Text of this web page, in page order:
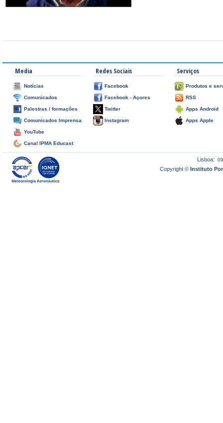
Media
Notícias
Comunicados
Palestras / formações
Comunicados Imprensa
YouTube
Canal IPMA Educast
Redes Sociais
Facebook
Facebook - Açores
Twitter
Instagram
Serviços
Produtos e
RSS
Apps Android
Apps Apple
Lisboa:
Copyright ©Instituto